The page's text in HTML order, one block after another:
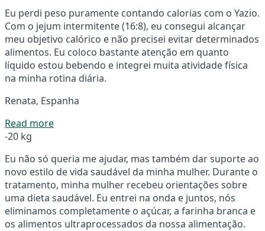
Eu perdi peso puramente contando calorias com o Yazio.
Com o jejum intermitente (16:8), eu consegui alcançar
meu objetivo calórico e não precisei evitar determinados
alimentos. Eu coloco bastante atenção em quanto
líquido estou bebendo e integrei muita atividade física
na minha rotina diária.
Renata, Espanha
Read more
-20 kg
Eu não só queria me ajudar, mas também dar suporte ao
novo estilo de vida saudável da minha mulher. Durante o
tratamento, minha mulher recebeu orientações sobre
uma dieta saudável. Eu entrei na onda e juntos, nós
eliminamos completamente o açúcar, a farinha branca e
os alimentos ultraprocessados da nossa alimentação.